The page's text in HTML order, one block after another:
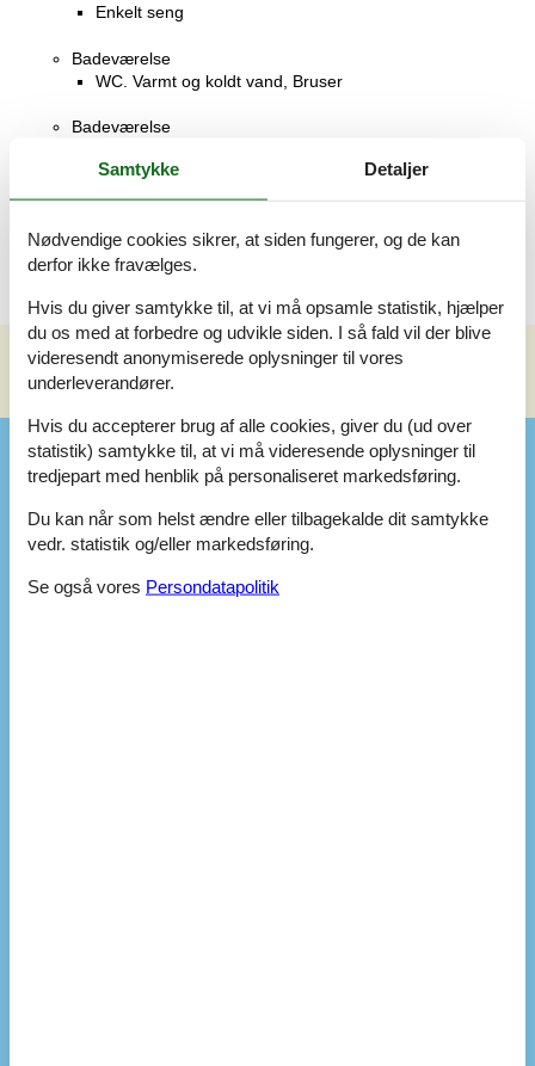
Enkelt seng
Badeværelse
WC. Varmt og koldt vand, Bruser
Badeværelse
Terrasse
Se nabo emner
Faciliteter
Aktiviteter
Bålplads
Fiskemulighed, Hav
Samtykke Detaljer
Nødvendige cookies sikrer, at siden fungerer, og de kan
derfor ikke fravælges.
Hvis du giver samtykke til, at vi må opsamle statistik, hjælper
du os med at forbedre og udvikle siden. I så fald vil der blive
videresendt anonymiserede oplysninger til vores
underleverandører.
Hvis du accepterer brug af alle cookies, giver du (ud over
statistik) samtykke til, at vi må videresende oplysninger til
tredjepart med henblik på personaliseret markedsføring.
Du kan når som helst ændre eller tilbagekalde dit samtykke
vedr. statistik og/eller markedsføring.
Se også vores Persondatapolitik